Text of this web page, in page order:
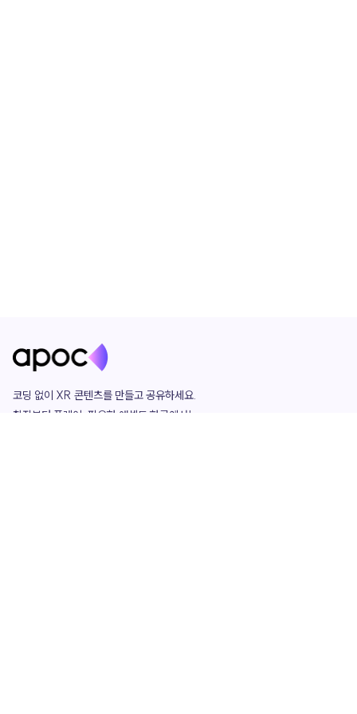
코딩 없이 XR 콘텐츠를 만들고 공유하세요.
창작부터 플레이, 필요한 애셋도 한곳에서!